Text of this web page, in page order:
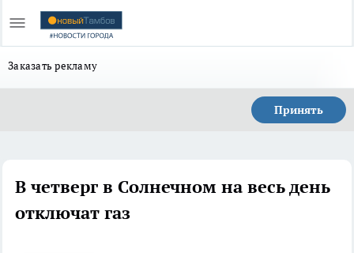
Заказать рекламу
Принять
В четверг в Солнечном на весь день
отключат газ